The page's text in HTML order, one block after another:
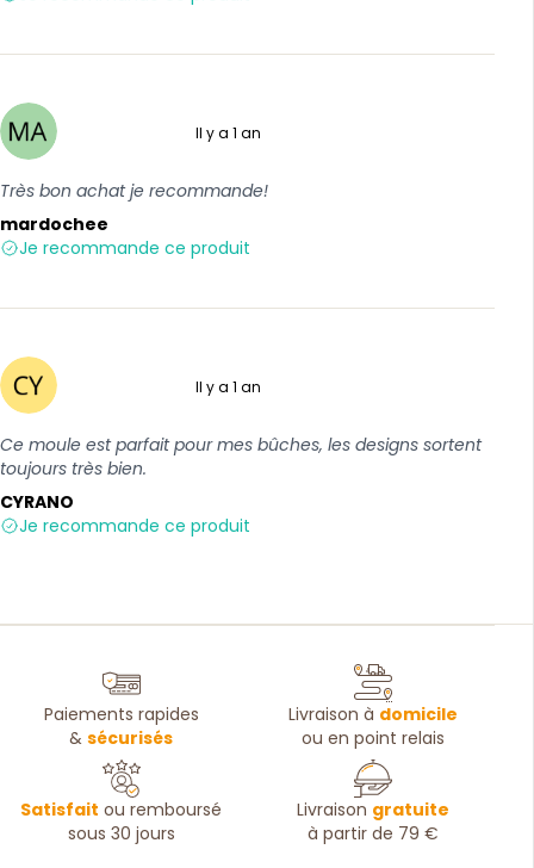
Il y a 1 an
Très bon achat je recommande!
mardochee
Je recommande ce produit
Il y a 1 an
Ce moule est parfait pour mes bûches, les designs sortent
toujours très bien.
CYRANO
Je recommande ce produit
Paiements rapides
&sécurisés
Livraison à domicile
ou en point relais
Satisfait ou remboursé
sous 30 jours
Livraison gratuite
à partir de 79 €